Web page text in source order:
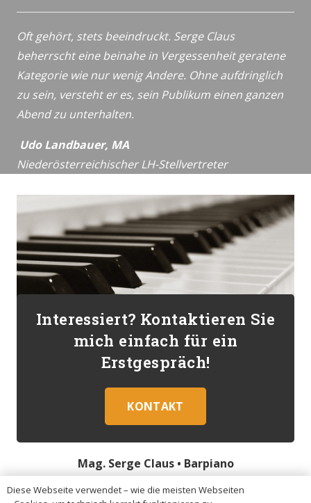
Oft gehört, stets beeindruckt. Serge Claus
beherrscht eine beinahe in Vergessenheit geratene
Kategorie wie nur wenig Andere. Ohne aufdringlich
zu sein, versteht er es, sein Publikum einen ganzen
Abend zu unterhalten.
Udo Landbauer, MA
Niederösterreichischer LH-Stellvertreter
Interessiert? Kontaktieren Sie
mich einfach für ein
Erstgespräch!
KONTAKT
Mag. Serge Claus • Barpiano
Diese Webseite verwendet – wie die meisten Webseiten